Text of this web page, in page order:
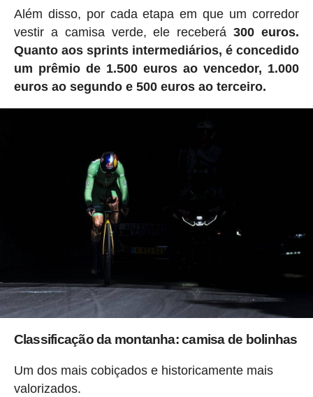
Além disso, por cada etapa em que um corredor
vestir a camisa verde, ele receberá300 euros.
Quanto aos sprints intermediários, é concedido
um prêmio de 1.500 euros ao vencedor, 1.000
euros ao segundo e 500 euros ao terceiro.
Classificação da montanha: camisa de bolinhas
Um dos mais cobiçados e historicamente mais
valorizados.